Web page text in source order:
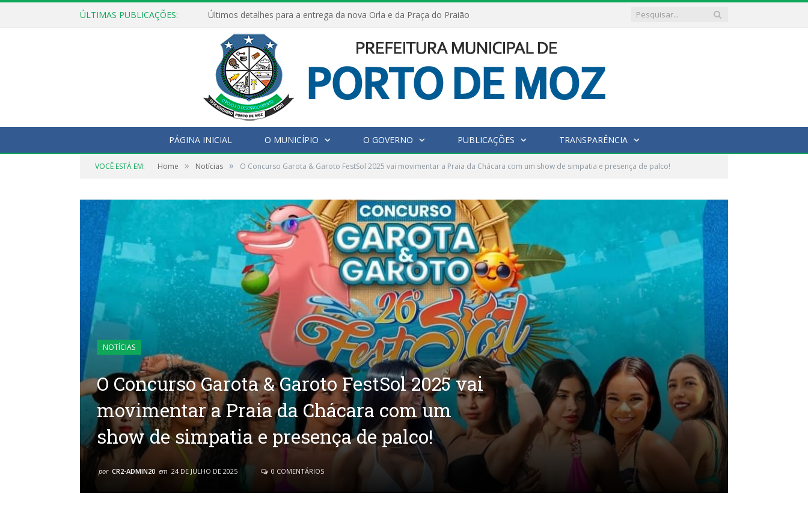
ÚLTIMAS PUBLICAÇÕES: Últimos detalhes para a entrega da nova Orla e da Praça do Praião
PÁGINA INICIAL O MUNICÍPIO O GOVERNO PUBLICAÇÕES TRANSPARÊNCIA
VOCÊ ESTÁ EM: Home » Notícias » O Concurso Garota & Garoto FestSol 2025 vai movimentar a Praia da Chácara com um show de simpatia e presença de palco!
NOTÍCIAS
O Concurso Garota & Garoto FestSol 2025 vai
movimentar a Praia da Chácara com um
show de simpatia e presença de palco!
por CR2-ADMIN20 em 24 DE JULHO DE 2025 0 COMENTÁRIOS